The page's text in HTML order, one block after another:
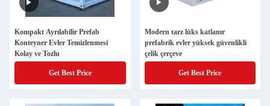
Kompakt Ayrılabilir Prefab
Konteyner Evler Temizlenmesi
Kolay ve Tozlu
Get Best Price
Modern tarz lüks katlanır
prefabrik evler yüksek güvenlikli
çelik çerçeve
Get Best Price